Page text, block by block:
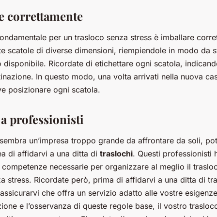
correttamente
per un trasloco senza stress è imballare
scatole di diverse dimensioni, riempiendole in modo da
disponibile. Ricordate di etichettare ogni scatola,
In questo modo, una volta arrivati nella nuova
posizionare ogni scatola.
professionisti
un’impresa troppo grande da affrontare da soli,
di affidarvi a una ditta di traslochi. Questi professionisti
competenze necessarie per organizzare al meglio il
stress. Ricordate però, prima di affidarvi a una ditta di
che offra un servizio adatto alle vostre
e l’osservanza di queste regole base, il vostro